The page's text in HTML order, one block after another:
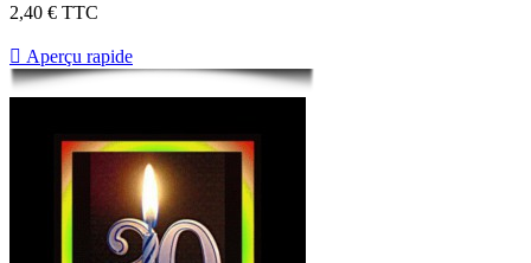
2,40 € TTC
 Aperçu rapide